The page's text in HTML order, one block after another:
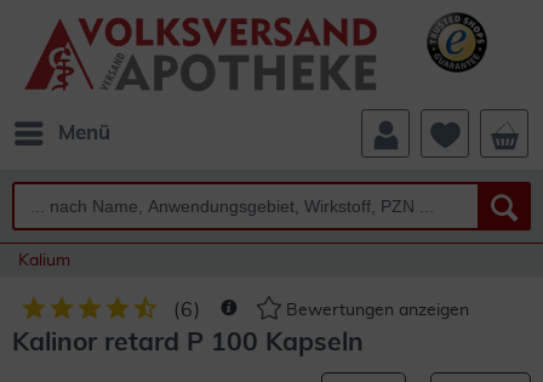
Menü
Kalium
(6) Bewertungen anzeigen
Kalinor retard P 100 Kapseln